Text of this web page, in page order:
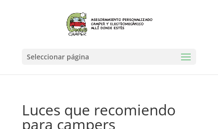
Seleccionar página
Luces que recomiendo
para campers